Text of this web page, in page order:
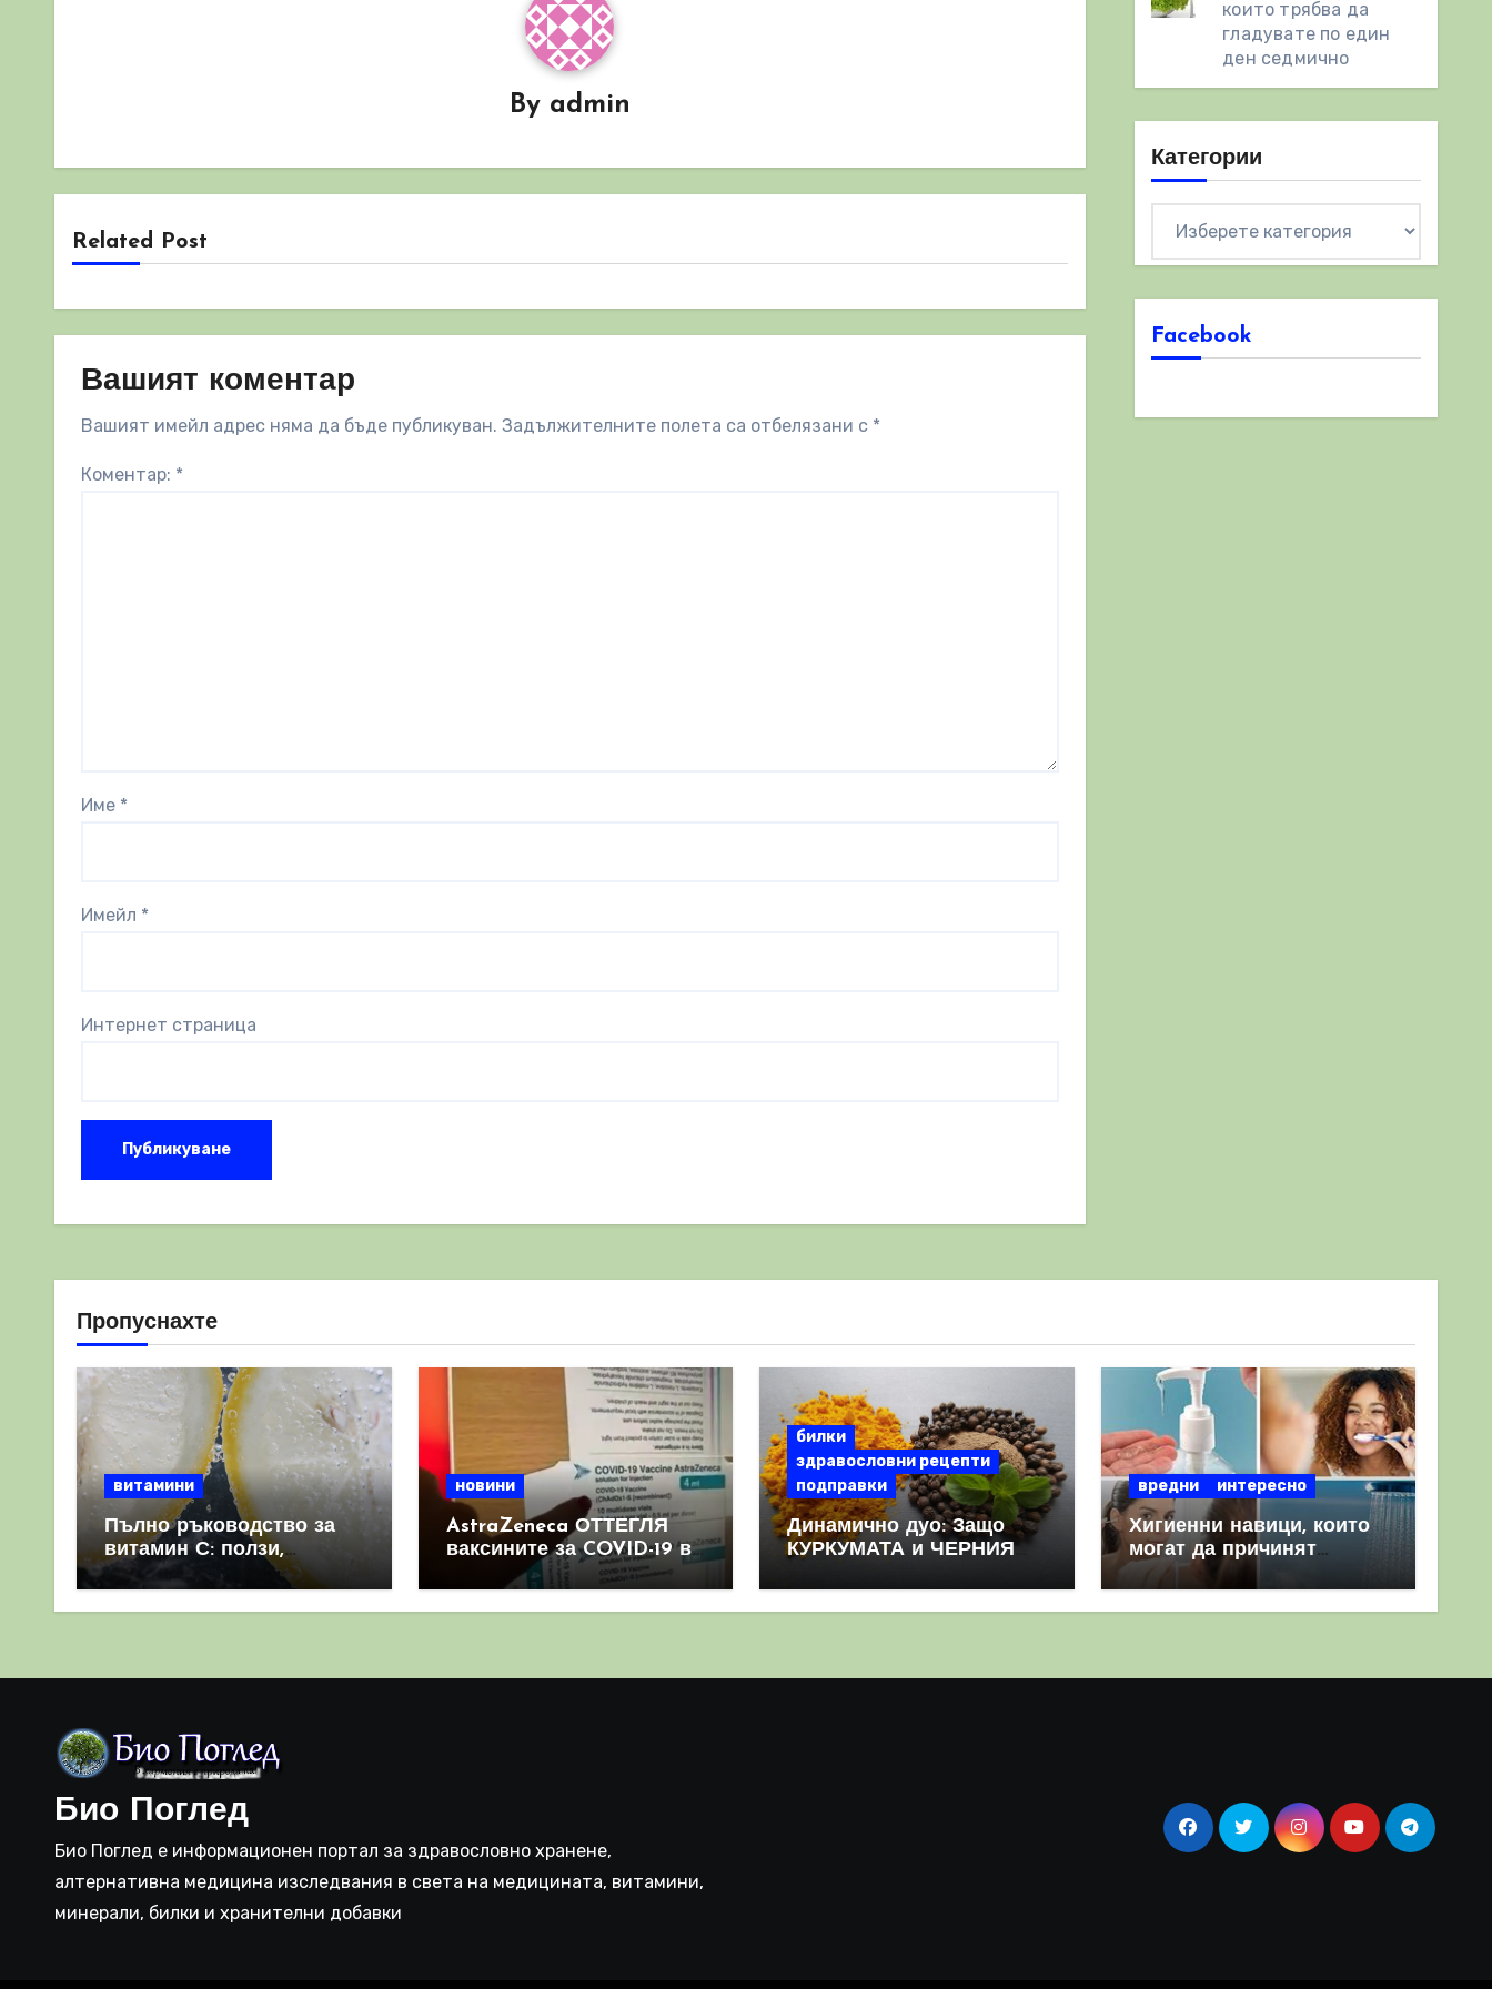
By admin
Related Post
Вашият коментар
Вашият имейл адрес няма да бъде публикуван. Задължителните полета са отбелязани с *
Коментар: *
Име *
Имейл *
Интернет страница
които трябва да
гладувате по един
ден седмично
Категории
Facebook
Пропуснахте
витамини
Пълно ръководство за
витамин С: ползи,
източници и защо е
важен за имунната
новини
AstraZeneca ОТТЕГЛЯ
ваксините за COVID-19 в
световен мащаб, след
като призна, че те
билки
здравословни рецепти
подправки
Динамично дуо: Защо
КУРКУМАТА и ЧЕРНИЯ
комбинация
вредни интересно
Хигиенни навици, които
могат да причинят
повече вреда, отколкото
полза
Био Поглед
Био Поглед е информационен портал за здравословно хранене,
алтернативна медицина изследвания в света на медицината, витамини,
минерали, билки и хранителни добавки